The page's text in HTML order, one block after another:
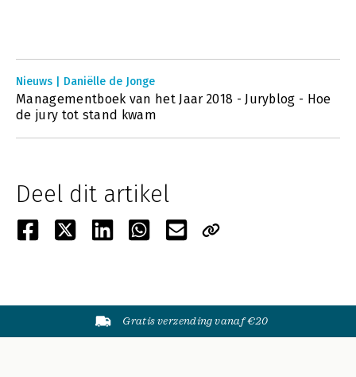
Nieuws | Daniëlle de Jonge
Managementboek van het Jaar 2018 - Juryblog - Hoe
de jury tot stand kwam
Deel dit artikel
Gratis verzending vanaf €20